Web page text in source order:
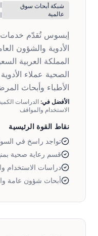
شبكة أبحاث سوق
عالمية
إبسوس تُقدّم خدمات
الأدوية والشؤون
المملكة العربية
الصحية عملاء
الأطباء وأبحاث
الأفضل في: الدراسات
الاستخدام والمواقف
نقاط القوة الرئيسية
تواجد راسخ في
قسم رعاية صحية
دراسات الاستخدام
أبحاث شؤون عامة